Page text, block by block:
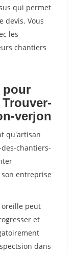
qui permet
devis. Vous
les
chantiers
pour
verjon
qu'artisan
chantiers-
entreprise
oreille peut
et
dans